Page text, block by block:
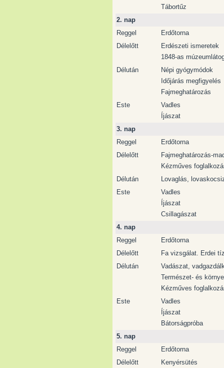
Tábortűz
2. nap
Reggel
Erdőtorna
Délelőtt
Erdészeti ismeretek
1848-as
Délután
Népi gyógymódok
Időjárás megfigyelés
Fajmeghatározás
Este
Vadles
Íjászat
3. nap
Reggel
Erdőtorna
Délelőtt
Fajmeghatározás-
Kézműves
Délután
Lovaglás,
Este
Vadles
Íjászat
Csillagászat
4. nap
Reggel
Erdőtorna
Délelőtt
Fa vizsgálat. Erdei
Délután
Vadászat,
Természet- és
Kézműves
Este
Vadles
Íjászat
Bátorságpróba
5. nap
Reggel
Erdőtorna
Délelőtt
Kenyérsütés